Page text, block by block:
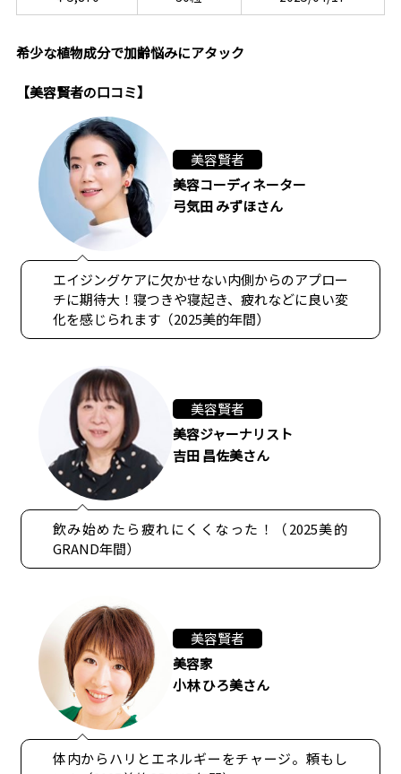
希少な植物成分で加齢悩みにアタック
【美容賢者の口コミ】
美容賢者
美容コーディネーター
弓気田 みずほさん
エイジングケアに欠かせない内側からのアプロー
チに期待大！寝つきや寝起き、疲れなどに良い変
化を感じられます（2025美的年間）
美容賢者
美容ジャーナリスト
吉田 昌佐美さん
飲み始めたら疲れにくくなった！（2025美的
GRAND年間）
美容賢者
美容家
小林 ひろ美さん
体内からハリとエネルギーをチャージ。頼もし